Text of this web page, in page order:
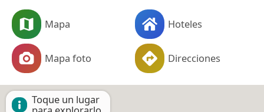
Mapa Hoteles
Mapa foto Direcciones
Toque un lugar